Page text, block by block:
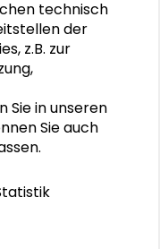
Darmstadt
technisch
der
z.B. zur
Sie in unseren
Sie auch